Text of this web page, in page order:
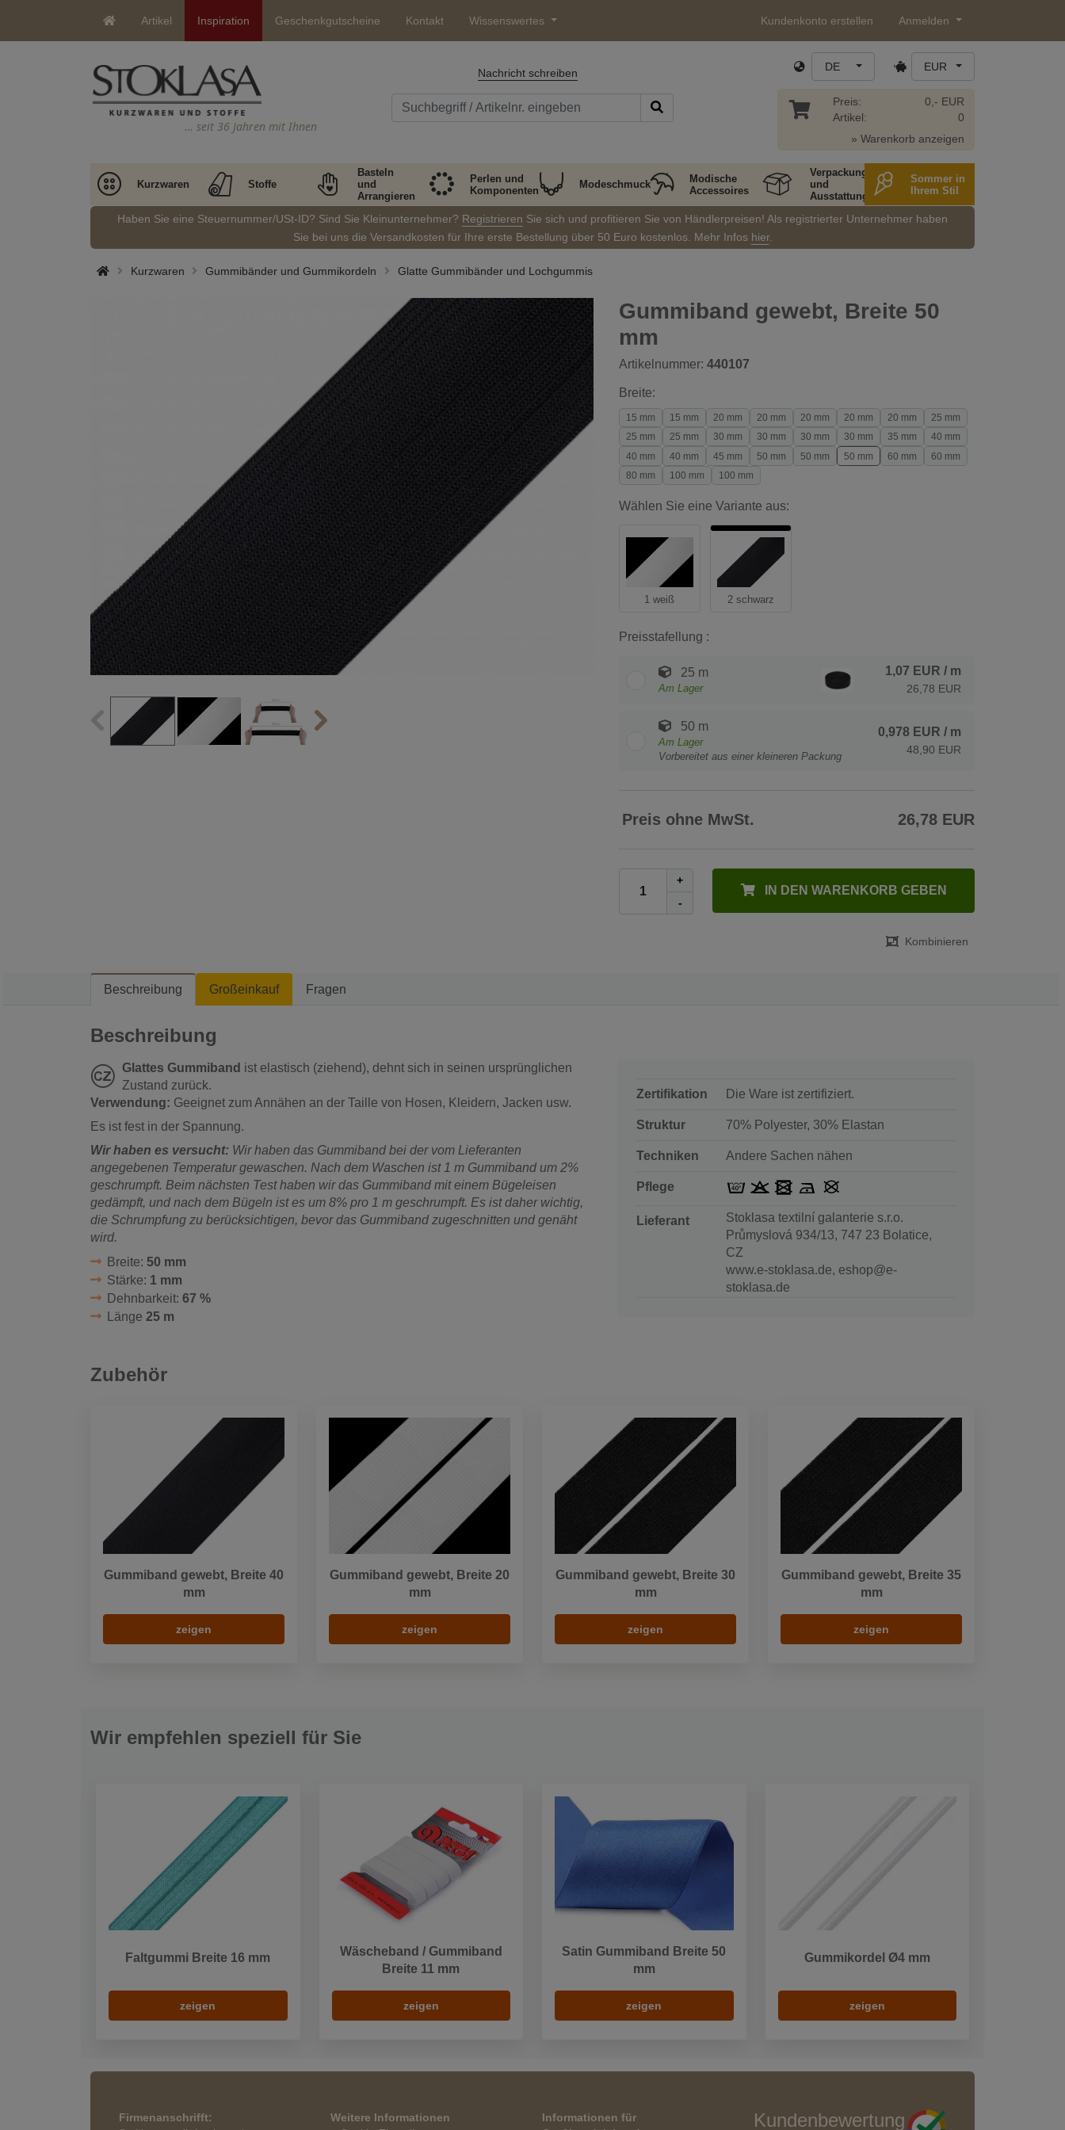
Artikel Inspiration Geschenkgutscheine Kontakt Wissenswertes Kundenkonto erstellen Anmelden
… seit 36 Jahren mit Ihnen
Nachricht schreiben DE EUR
Preis:
Artikel:
0,- EUR
0
» Warenkorb anzeigen
Kurzwaren Stoffe
Basteln
und
Arrangieren
Perlen und
Komponenten
Modeschmuck
Modische
Accessoires
Verpackung
und
Ausstattung
Sommer in
Ihrem Stil
Haben Sie eine Steuernummer/USt-ID? Sind Sie Kleinunternehmer? Registrieren Sie sich und profitieren Sie von Händlerpreisen! Als registrierter Unternehmer haben
Sie bei uns die Versandkosten für Ihre erste Bestellung über 50 Euro kostenlos. Mehr Infos hier.
Kurzwaren Gummibänder und Gummikordeln Glatte Gummibänder und Lochgummis
Gummiband gewebt, Breite 50
mm
Artikelnummer: 440107
Breite:
15 mm 15 mm 20 mm 20 mm 20 mm 20 mm 20 mm
25 mm
25 mm
25 mm 30 mm 30 mm 30 mm 30 mm 35 mm
40 mm
40 mm
40 mm 45 mm 50 mm 50 mm 50 mm 60 mm
60 mm
80 mm
100 mm 100 mm
Wählen Sie eine Variante aus:
1 weiß 2 schwarz
Preisstafellung :
25 m
Am Lager
1,07 EUR / m
26,78 EUR
50 m
Am Lager
Vorbereitet aus einer kleineren Packung
0,978 EUR / m
48,90 EUR
Preis ohne MwSt. 26,78 EUR
+
-
IN DEN WARENKORB GEBEN
Kombinieren
Beschreibung Großeinkauf Fragen
Beschreibung
Glattes Gummiband ist elastisch (ziehend), dehnt sich in seinen ursprünglichen
Zustand zurück.
Verwendung: Geeignet zum Annähen an der Taille von Hosen, Kleidern, Jacken usw.
Es ist fest in der Spannung.
Wir haben es versucht: Wir haben das Gummiband bei der vom Lieferanten
angegebenen Temperatur gewaschen. Nach dem Waschen ist 1 m Gummiband um 2%
geschrumpft. Beim nächsten Test haben wir das Gummiband mit einem Bügeleisen
gedämpft, und nach dem Bügeln ist es um 8% pro 1 m geschrumpft. Es ist daher wichtig,
die Schrumpfung zu berücksichtigen, bevor das Gummiband zugeschnitten und genäht
wird.
Breite: 50 mm
Stärke: 1 mm
Dehnbarkeit: 67 %
Länge 25 m
Zertifikation Die Ware ist zertifiziert.
Struktur 70% Polyester, 30% Elastan
Techniken Andere Sachen nähen
Pflege
Lieferant
Stoklasa textilní galanterie s.r.o.
Průmyslová 934/13, 747 23 Bolatice,
CZ
www.e-stoklasa.de, eshop@e-
stoklasa.de
Zubehör
Gummiband gewebt, Breite 40
mm
zeigen
Gummiband gewebt, Breite 20
mm
zeigen
Gummiband gewebt, Breite 30
mm
zeigen
Gummiband gewebt, Breite 35
mm
zeigen
Wir empfehlen speziell für Sie
Faltgummi Breite 16 mm
zeigen
Wäscheband / Gummiband
Breite 11 mm
zeigen
Satin Gummiband Breite 50
mm
zeigen
Gummikordel Ø4 mm
zeigen
Firmenanschrifft:
Weitere Informationen
Informationen für
Kundenbewertung